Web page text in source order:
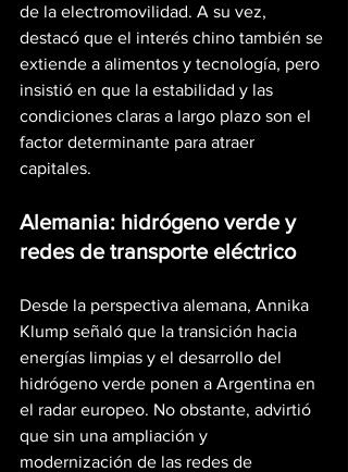
de la electromovilidad. A su vez,
destacó que el interés chino también se
extiende a alimentos y tecnología, pero
insistió en que la estabilidad y las
condiciones claras a largo plazo son el
factor determinante para atraer
capitales.
Alemania: hidrógeno verde y
redes de transporte eléctrico
Desde la perspectiva alemana, Annika
Klump señaló que la transición hacia
energías limpias y el desarrollo del
hidrógeno verde ponen a Argentina en
el radar europeo. No obstante, advirtió
que sin una ampliación y
modernización de las redes de